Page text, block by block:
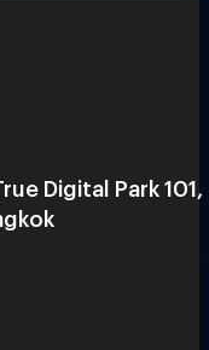
Digital Park 101,